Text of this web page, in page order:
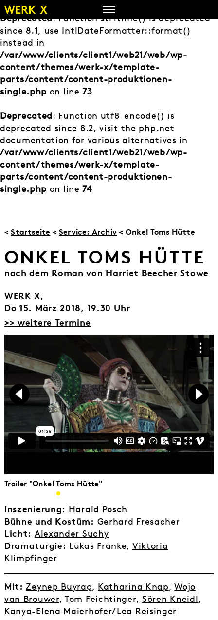
Zum
Inhalt
springen
Deprecated: Function strftime() is deprecated
since 8.1, use IntlDateFormatter::format()
instead in
/var/www/clients/client1/web21/web/wp-
content/themes/werk-x/template-
parts/content/content-produktionen-
single.php on line73
Deprecated: Function utf8_encode() is
deprecated since 8.2, visit the php.net
documentation for various alternatives in
/var/www/clients/client1/web21/web/wp-
content/themes/werk-x/template-
parts/content/content-produktionen-
single.php on line74
<Startseite < Service: Archiv< Onkel Toms Hütte
ONKEL TOMS HÜTTE
nach dem Roman von Harriet Beecher Stowe
WERK X,
Do 15. März 2018, 19.30 Uhr
>> weitere Termine
Trailer "Onkel Toms Hütte"
Inszenierung: Harald Posch
Bühne und Kostüm: Gerhard Fresacher
Licht: Alexander Suchy
Dramaturgie: Lukas Franke, Viktoria
Klimpfinger
Mit: Zeynep Buyraç, Katharina Knap,Wojo
van Brouwer, Tom Feichtinger, Sören Kneidl,
Kanya-Elena Maierhofer/Lea Reisinger